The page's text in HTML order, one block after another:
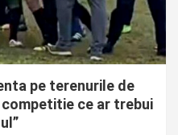
pe terenurile de
ce ar trebui